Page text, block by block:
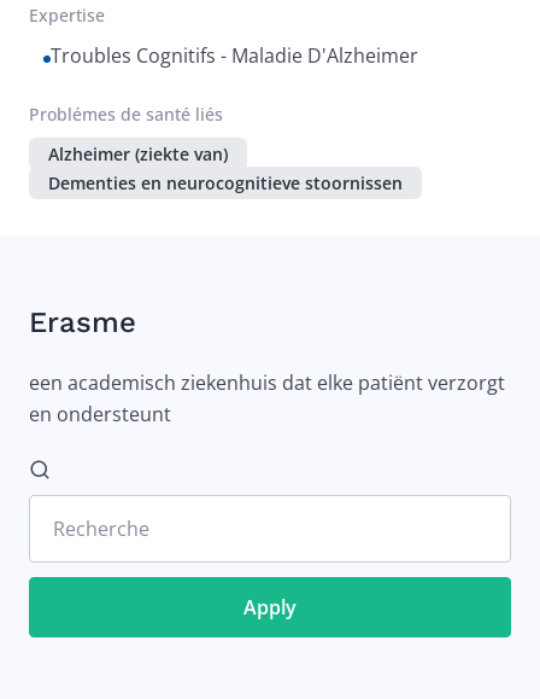
Expertise
Troubles Cognitifs - Maladie D'Alzheimer
Problémes de santé liés
Alzheimer (ziekte van)
Dementies en neurocognitieve stoornissen
Erasme
een academisch ziekenhuis dat elke patiënt verzorgt
en ondersteunt
Recherche